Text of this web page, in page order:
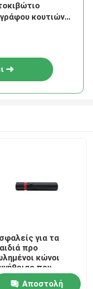
κουτιών
για τα
προ
κώνοι
που
Αποστολή